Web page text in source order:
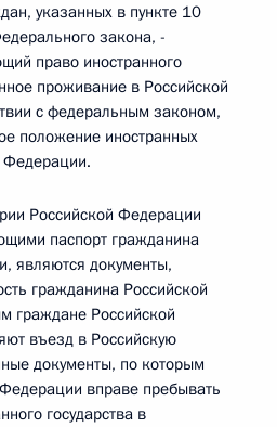
указанных в пункте 10
закона, -
право иностранного
проживание в Российской
с федеральным законом,
положение иностранных
Федерации.
Российской Федерации
паспорт гражданина
являются документы,
гражданина Российской
граждане Российской
въезд в Российскую
документы, по которым
вправе пребывать
государства в